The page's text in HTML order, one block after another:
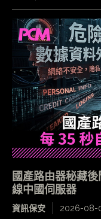
國產路由器秘藏
線中國伺服器
資訊保安 2026-08-